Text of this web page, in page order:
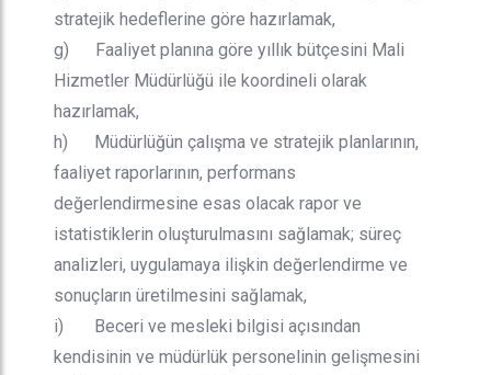
stratejik hedeflerine göre hazırlamak,
g) Faaliyet planına göre yıllık bütçesini Mali
Hizmetler Müdürlüğü ile koordineli olarak
hazırlamak,
h) Müdürlüğün çalışma ve stratejik planlarının,
faaliyet raporlarının, performans
değerlendirmesine esas olacak rapor ve
istatistiklerin oluşturulmasını sağlamak; süreç
analizleri, uygulamaya ilişkin değerlendirme ve
sonuçların üretilmesini sağlamak,
i) Beceri ve mesleki bilgisi açısından
kendisinin ve müdürlük personelinin gelişmesini